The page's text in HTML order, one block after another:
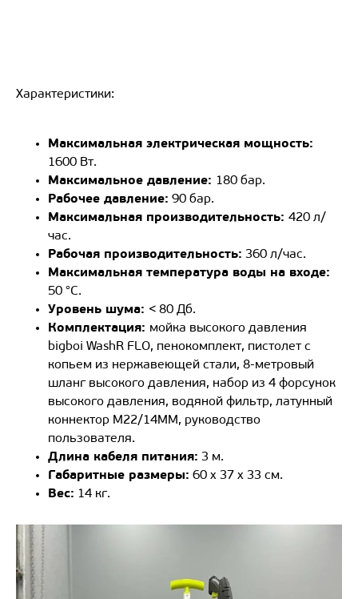
Характеристики:
Максимальная электрическая мощность:
1600 Вт.
Максимальное давление: 180 бар.
Рабочее давление: 90 бар.
Максимальная производительность: 420 л/
час.
Рабочая производительность: 360 л/час.
Максимальная температура воды на входе:
50 °С.
Уровень шума: < 80 Дб.
Комплектация: мойка высокого давления
bigboi WashR FLO, пенокомплект, пистолет с
копьем из нержавеющей стали, 8-метровый
шланг высокого давления, набор из 4 форсунок
высокого давления, водяной фильтр, латунный
коннектор M22/14ММ, руководство
пользователя.
Длина кабеля питания: 3 м.
Габаритные размеры: 60 x 37 x 33 см.
Вес: 14 кг.